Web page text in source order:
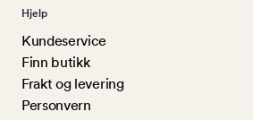
Hjelp
Kundeservice
Finn butikk
Frakt og levering
Personvern